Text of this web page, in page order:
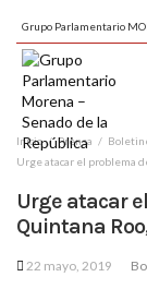
Grupo Parlamentario
Inicio Prensa
Urge atacar el problema
Urge atacar
Quintana
22 mayo, 2019